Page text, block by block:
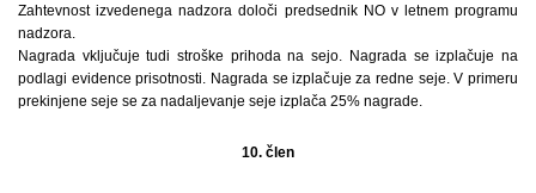
Zahtevnost izvedenega nadzora določi predsednik NO v letnem programu
nadzora.
Nagrada vključuje tudi stroške prihoda na sejo. Nagrada se izplačuje na
podlagi evidence prisotnosti. Nagrada se izplačuje za redne seje. V primeru
prekinjene seje se za nadaljevanje seje izplača 25% nagrade.
10. člen